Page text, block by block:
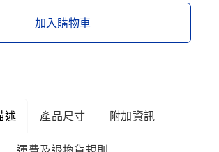
加入購物車
述 產品尺寸 附加資訊